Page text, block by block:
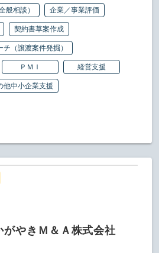
般相談）
企業／事業評価
契約書草案作成
チ（譲渡案件発掘）
ＰＭＩ 経営支援
他中小企業支援
がやきＭ＆Ａ株式会社